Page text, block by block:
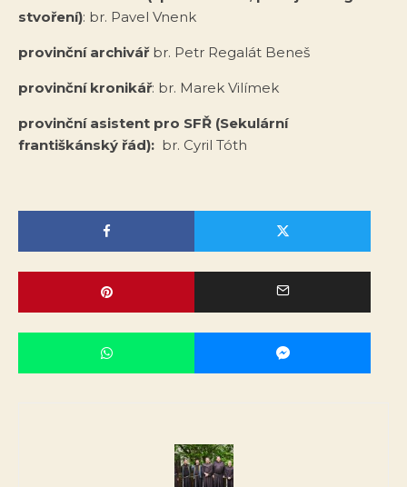
stvoření): br. Pavel Vnenk
provinční archivář br. Petr Regalát Beneš
provinční kronikář: br. Marek Vilímek
provinční asistent pro SFŘ (Sekulární
františkánský řád): br. Cyril Tóth